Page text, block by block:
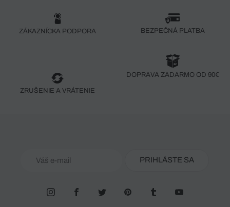
ZÁKAZNÍCKA PODPORA BEZPEČNÁ PLATBA
ZRUŠENIE A VRÁTENIE
DOPRAVA ZADARMO OD 90€
PRIHLÁSTE SA